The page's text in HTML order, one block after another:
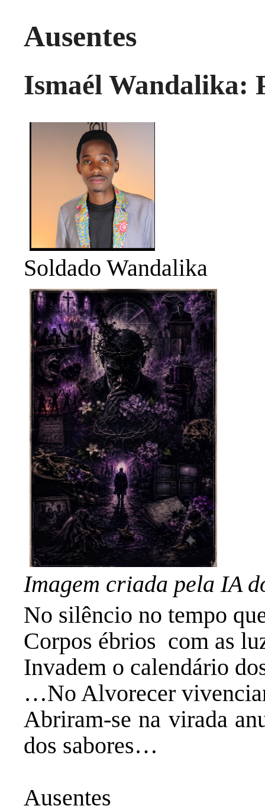
Ausentes
Ismaél Wandalika:
Soldado Wandalika
Imagem criada pela IA
No silêncio no tempo
‎Corpos ébrios com as
‎Invadem o calendário
‎…No Alvorecer
‎Abriram-se na virada
dos sabores…
‎Ausentes